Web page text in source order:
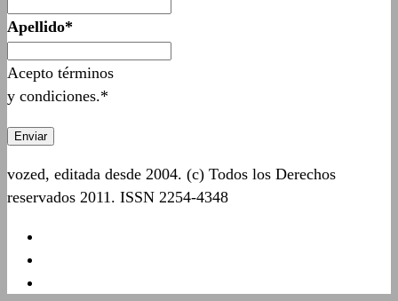
Apellido*
Acepto términos
y condiciones.*
vozed, editada desde 2004. (c) Todos los Derechos
reservados 2011. ISSN 2254-4348